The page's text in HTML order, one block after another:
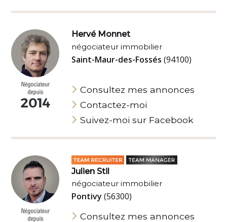
Hervé Monnet
négociateur immobilier
Saint-Maur-des-Fossés(94100)
Consultez mes annonces
Contactez-moi
Suivez-moi sur Facebook
Julien Stil
négociateur immobilier
Pontivy(56300)
Consultez mes annonces